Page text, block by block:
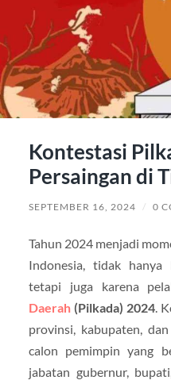
Kontestasi
Persaingan di
SEPTEMBER 16, 2024 / 0
Tahun 2024 menjadi
Indonesia, tidak hanya
tetapi juga karena
Daerah(Pilkada) 2024.
provinsi, kabupaten,
calon pemimpin yang
jabatan gubernur,